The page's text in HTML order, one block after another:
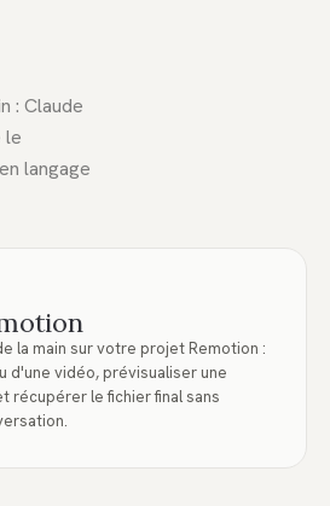
: Claude
le
langage
la main sur votre projet Remotion :
d'une vidéo, prévisualiser une
récupérer le fichier final sans